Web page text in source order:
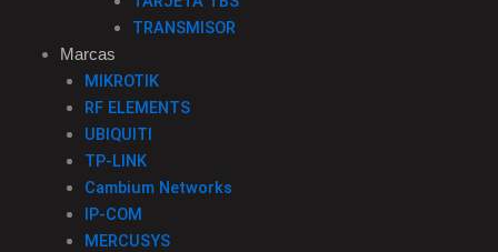
TRANSMISOR
Marcas
MIKROTIK
RF ELEMENTS
UBIQUITI
TP-LINK
Cambium Networks
IP-COM
MERCUSYS